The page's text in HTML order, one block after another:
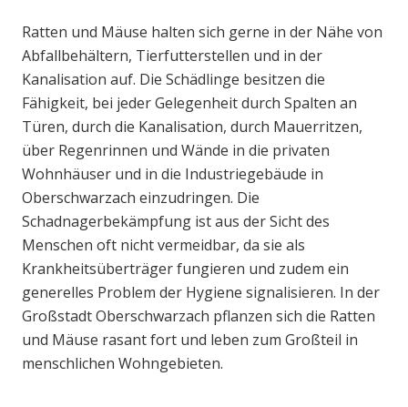
Ratten und Mäuse halten sich gerne in der Nähe von
Abfallbehältern, Tierfutterstellen und in der
Kanalisation auf. Die Schädlinge besitzen die
Fähigkeit, bei jeder Gelegenheit durch Spalten an
Türen, durch die Kanalisation, durch Mauerritzen,
über Regenrinnen und Wände in die privaten
Wohnhäuser und in die Industriegebäude in
Oberschwarzach einzudringen. Die
Schadnagerbekämpfung ist aus der Sicht des
Menschen oft nicht vermeidbar, da sie als
Krankheitsüberträger fungieren und zudem ein
generelles Problem der Hygiene signalisieren. In der
Großstadt Oberschwarzach pflanzen sich die Ratten
und Mäuse rasant fort und leben zum Großteil in
menschlichen Wohngebieten.